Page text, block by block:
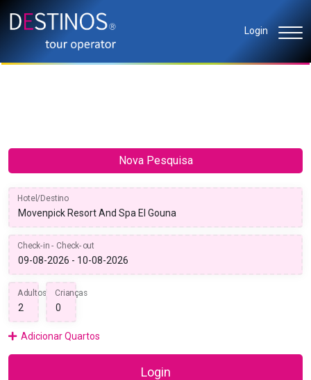
Login
Nova Pesquisa
Hotel/Destino
Check-in - Check-out
Adultos Crianças
Adicionar Quartos
Login